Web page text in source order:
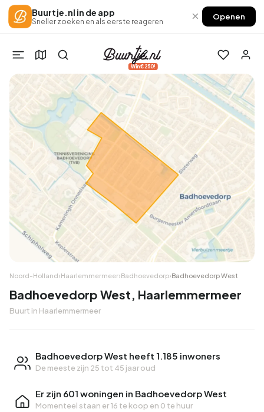
Buurtje.nl in de app
Sneller zoeken en als eerste reageren × Openen
Win €250!
Noord-Holland›Haarlemmermeer›Badhoevedorp›Badhoevedorp West
Badhoevedorp West, Haarlemmermeer
Buurt in Haarlemmermeer
Badhoevedorp West heeft 1.185 inwoners
De meeste zijn 25 tot 45 jaar oud
Er zijn 601 woningen in Badhoevedorp West
Momenteel staan er16 te koop en 0 te huur